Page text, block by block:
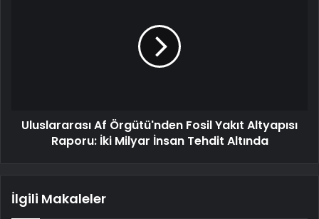
Uluslararası Af Örgütü'nden Fosil Yakıt Altyapısı
Raporu: İki Milyar İnsan Tehdit Altında
İlgili Makaleler